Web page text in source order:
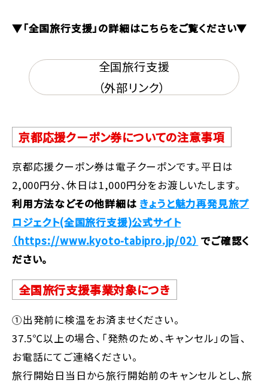
▼「全国旅行支援」の詳細はこちらをご覧ください▼
全国旅行支援
（外部リンク）
京都応援クーポン券についての注意事項
京都応援クーポン券は電子クーポンです。平日は
2,000円分、休日は1,000円分をお渡しいたします。
利用方法などその他詳細は きょうと魅力再発見旅プ
ロジェクト(全国旅行支援)公式サイト
（https://www.kyoto-tabipro.jp/02） でご確認く
ださい。
全国旅行支援事業対象につき
①出発前に検温をお済ませください。
37.5℃以上の場合、「発熱のため、キャンセル」の旨、
お電話にてご連絡ください。
旅行開始日当日から旅行開始前のキャンセルとし、旅